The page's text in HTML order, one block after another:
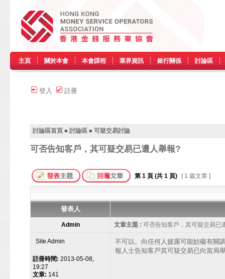
主頁 關於本會 本會課程 業界資訊 銀行關係 討論區
登入 註冊
討論區首頁 » 討論區 » 可疑交易討論
可否告知客戶，其可疑交易已遭人舉報?
第 1 頁 (共 1 頁) [ 1 篇文章 ]
發表人
Admin 文章主題 : 可否告知客戶，其可疑交易已
Site Admin
註冊時間: 2013-05-08,
19:27
文章: 141
不可以。向任何人披露可能妨礙有關
報人士告知客戶其可疑交易已向當局